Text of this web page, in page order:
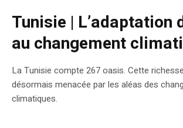
Tunisie | L’adaptation
au changement
La Tunisie compte 267 oasis. Cette
désormais menacée par les aléas des
climatiques.